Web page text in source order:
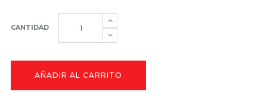
CANTIDAD
AÑADIR AL CARRITO